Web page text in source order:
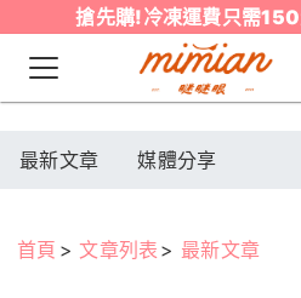
搶先購!冷凍運費只需
最新文章 媒體分享
首頁 文章列表 最新文章